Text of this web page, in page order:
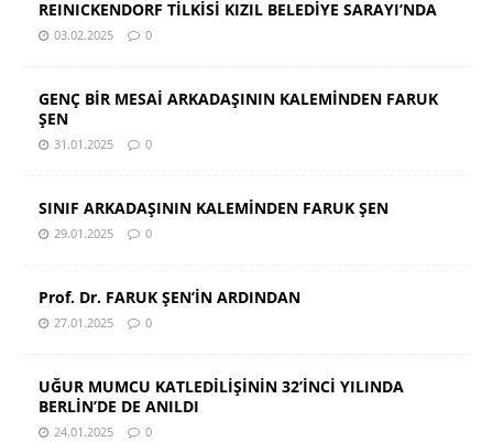
REINICKENDORF TİLKİSİ KIZIL BELEDİYE SARAYI’NDA
03.02.2025 0
GENÇ BİR MESAİ ARKADAŞININ KALEMİNDEN FARUK
ŞEN
31.01.2025 0
SINIF ARKADAŞININ KALEMİNDEN FARUK ŞEN
29.01.2025 0
Prof. Dr. FARUK ŞEN’İN ARDINDAN
27.01.2025 0
UĞUR MUMCU KATLEDİLİŞİNİN 32’İNCİ YILINDA
BERLİN’DE DE ANILDI
24.01.2025 0